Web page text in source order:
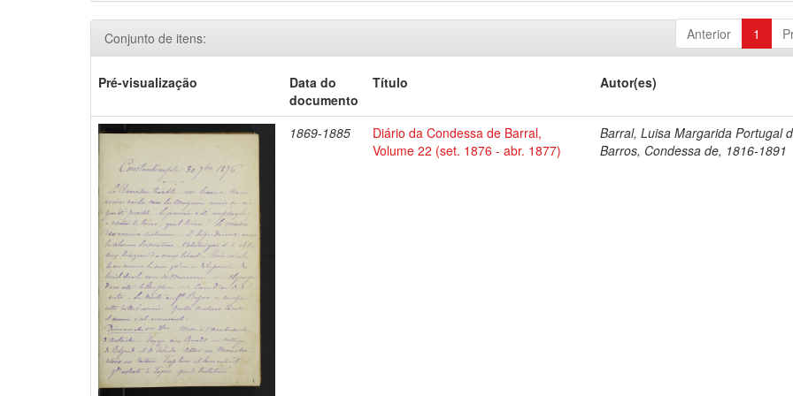
Anterior 1
Conjunto de itens:
Pré-visualização
Data do
documento
Título Autor(es)
1869-1885
Diário da Condessa de Barral,
Volume 22 (set. 1876 - abr. 1877)
Barral, Luisa Margarida Portugal
Barros, Condessa de, 1816-1891